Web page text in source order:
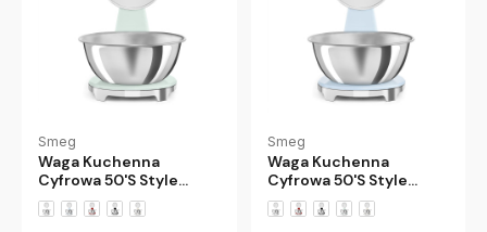
Smeg
Waga Kuchenna
Cyfrowa 50'S Style
Pastelowy Zielony
Smeg
Smeg
Waga Kuchenna
Cyfrowa 50'S Style
Pastelowy Błękit Smeg